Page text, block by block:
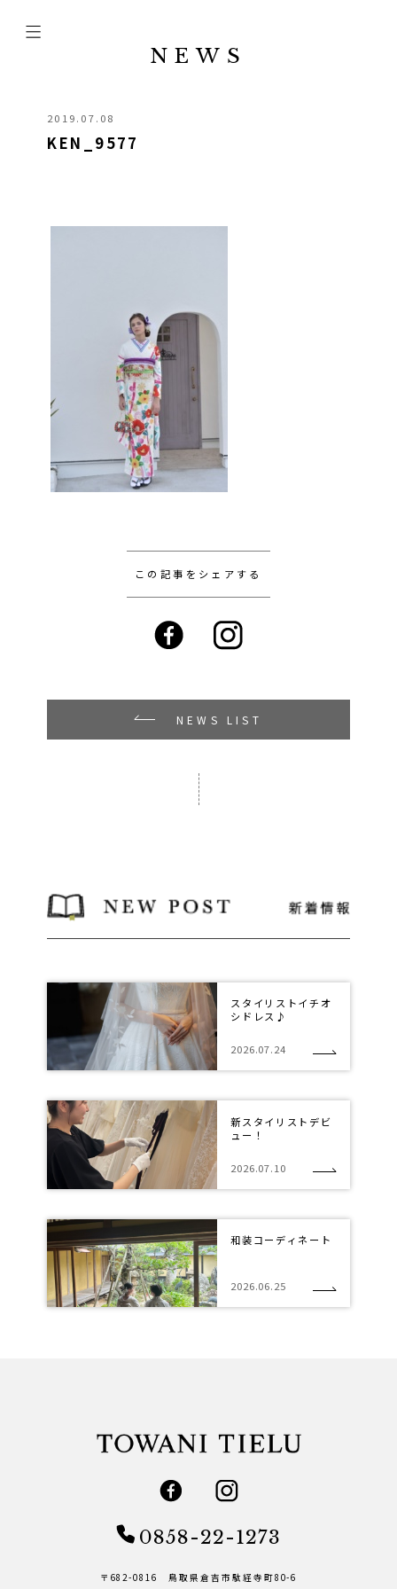
NEWS
2019.07.08
KEN_9577
この記事をシェアする
NEWS LIST
スタイリストイチオ
シドレス♪
2026.07.24
新スタイリストデビ
ュー！
2026.07.10
和装コーディネート
2026.06.25
0858-22-1273
〒682-0816 鳥取県倉吉市駄経寺町80-6